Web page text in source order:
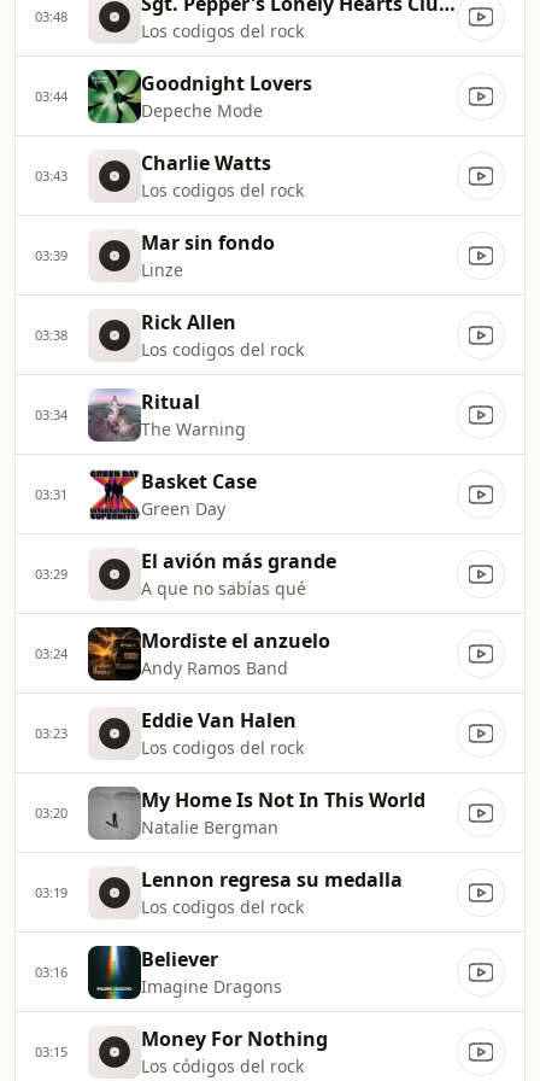
03:48
Los codigos del rock
03:44 Goodnight Lovers
Depeche Mode
03:43 Charlie Watts
Los codigos del rock
03:39 Mar sin fondo
Linze
03:38 Rick Allen
Los codigos del rock
03:34 Ritual
The Warning
03:31 Basket Case
Green Day
03:29 El avión más grande
A que no sabías qué
03:24 Mordiste el anzuelo
Andy Ramos Band
03:23 Eddie Van Halen
Los codigos del rock
03:20 My Home Is Not In This World
Natalie Bergman
03:19 Lennon regresa su medalla
Los codigos del rock
03:16 Believer
Imagine Dragons
03:15 Money For Nothing
Los códigos del rock